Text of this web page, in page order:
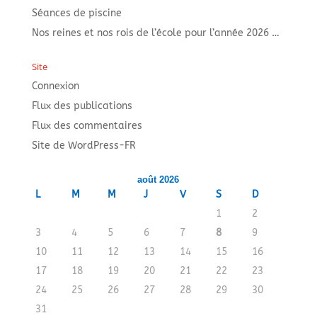
Séances de piscine
Nos reines et nos rois de l’école pour l’année 2026 …
Site
Connexion
Flux des publications
Flux des commentaires
Site de WordPress-FR
août 2026
L M M J V S
D
1
2
3
4 5 6 7 8
9
10
11 12 13 14 15
16
17
18 19 20 21 22
23
24
25 26 27 28 29
30
31